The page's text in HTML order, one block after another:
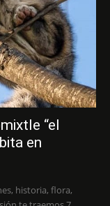
“el
en
historia, flora,